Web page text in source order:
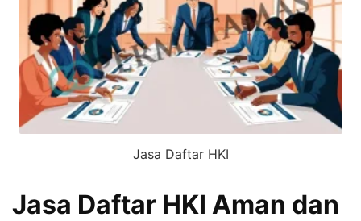
Jasa Daftar HKI
Jasa Daftar HKI Aman dan